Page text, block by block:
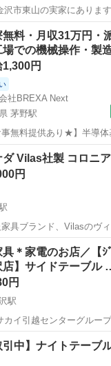
市東山の実家にあります
ヶ丘駅 テーブル
料・月収31万円・
場での機械操作・製
1,300円
社BREXA Next
茅野駅
事無料提供あり★】半導体
経験活躍中★カップル
い無料送迎◎正社員登
備！《長野県茅...
野駅 その他
ダ Vilas社製 コロニ
円
具ブランド、Vilasのヴィ
クショップでは、1990
め、現在は中古市場でし
入...
泉駅 テーブル カナダ
具＊家電のお店／【ｼﾞ
店】サイドテーブル
円
駅
いただくと、ジモティ限
金沢駅 テーブル ジ
引中】ナイトテー